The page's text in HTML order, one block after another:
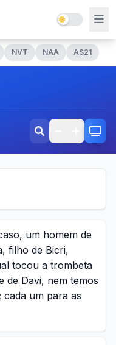
NVT NAA AS21
um homem de
filho de Bicri,
tocou a trombeta
de Davi, nem temos
um para as